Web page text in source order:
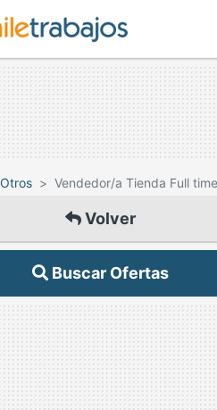
Otros Vendedor/a Tienda Full
Volver
Buscar Ofertas